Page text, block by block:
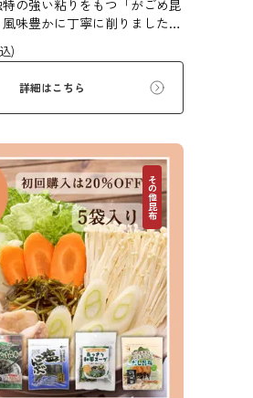
の強い粘りをもつ「がごめ昆
味豊かに丁寧に削りました。
思う存分にご堪能ください。
)
詳細はこちら
その他昆布